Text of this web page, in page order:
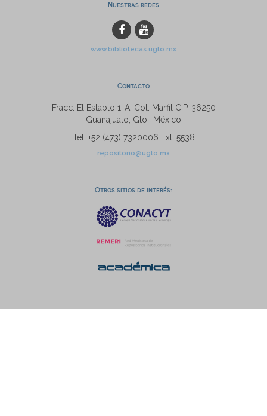
Nuestras redes
www.bibliotecas.ugto.mx
Contacto
Fracc. El Establo 1-A, Col. Marfil C.P. 36250
Guanajuato, Gto., México
Tel: +52 (473) 7320006 Ext. 5538
repositorio@ugto.mx
Otros sitios de interés: